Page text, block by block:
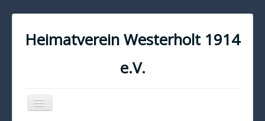
Heimatverein Westerholt 1914
e.V.
Navigation
an/aus